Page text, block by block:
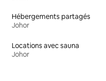
Hébergements partagés
Johor
Locations avec sauna
Johor